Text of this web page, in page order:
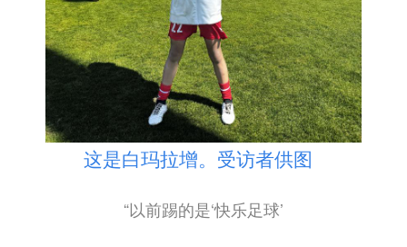
这是白玛拉增。受访者供图
“以前踢的是‘快乐足球’